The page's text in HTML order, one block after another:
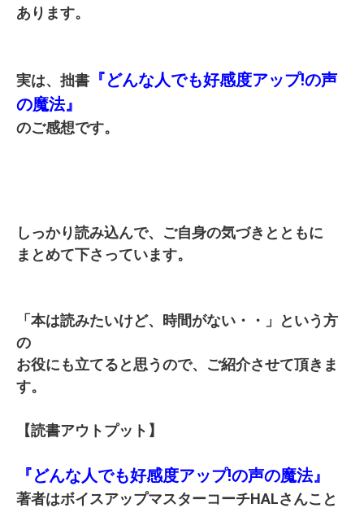
あります。
実は、拙書 『どんな人でも好感度アップ!の声
の魔法』
のご感想です。
しっかり読み込んで、ご自身の気づきとともに
まとめて下さっています。
「本は読みたいけど、時間がない・・」という方
の
お役にも立てると思うので、ご紹介させて頂きま
す。
【読書アウトプット】
『どんな人でも好感度アップ!の声の魔法』
著者はボイスアップマスターコーチHALさんこと